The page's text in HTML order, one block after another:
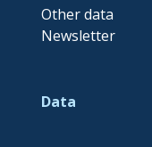
Other data
Newsletter
Data